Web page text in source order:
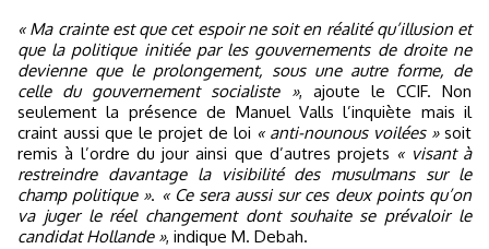
« Ma crainte est que cet espoir ne soit en réalité qu’illusion et
que la politique initiée par les gouvernements de droite ne
devienne que le prolongement, sous une autre forme, de
celle du gouvernement socialiste », ajoute le CCIF. Non
seulement la présence de Manuel Valls l’inquiète mais il
craint aussi que le projet de loi « anti-nounous voilées »soit
remis à l’ordre du jour ainsi que d’autres projets « visant à
restreindre davantage la visibilité des musulmans sur le
champ politique ». « Ce sera aussi sur ces deux points qu’on
va juger le réel changement dont souhaite se prévaloir le
candidat Hollande », indique M. Debah.